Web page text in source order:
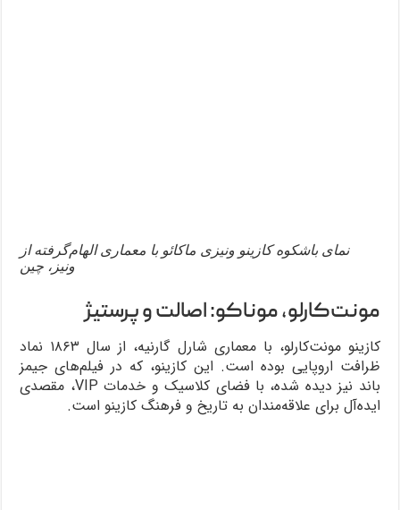
نمای باشکوه کازینو ونیزی ماکائو با معماری الهام‌گرفته از
ونیز، چین
مونت‌کارلو، موناکو: اصالت و پرستیژ
کازینو مونت‌کارلو، با معماری شارل گارنیه، از سال ۱۸۶۳ نماد
ظرافت اروپایی بوده است. این کازینو، که در فیلم‌های جیمز
باند نیز دیده شده، با فضای کلاسیک و خدمات VIP، مقصدی
ایده‌آل برای علاقه‌مندان به تاریخ و فرهنگ کازینو است.